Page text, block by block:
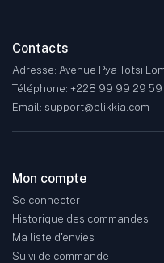
Contacts
Adresse: Avenue Pya Totsi
Téléphone: +228 99 99 29
Email: support@elikkia.com
Mon compte
Se connecter
Historique des commandes
Ma liste d'envies
Suivi de commande